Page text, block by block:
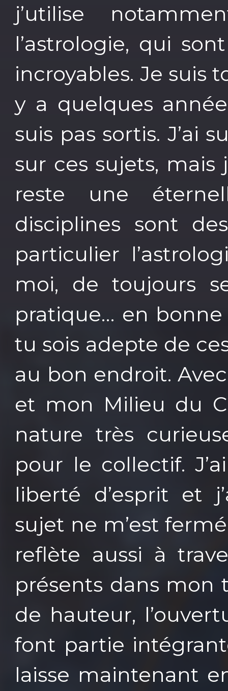
j’utilise
l’astrologie, qui
incroyables. Je suis
y a quelques
suis pas sortis. J’ai
sur ces sujets,
reste une
disciplines sont
particulier
moi, de toujours
pratique… en
tu sois adepte de
au bon endroit.
et mon Milieu du
nature très
pour le collectif.
liberté d’esprit et
sujet ne m’est
reflète aussi à
présents dans mon
de hauteur,
font partie
laisse maintenant